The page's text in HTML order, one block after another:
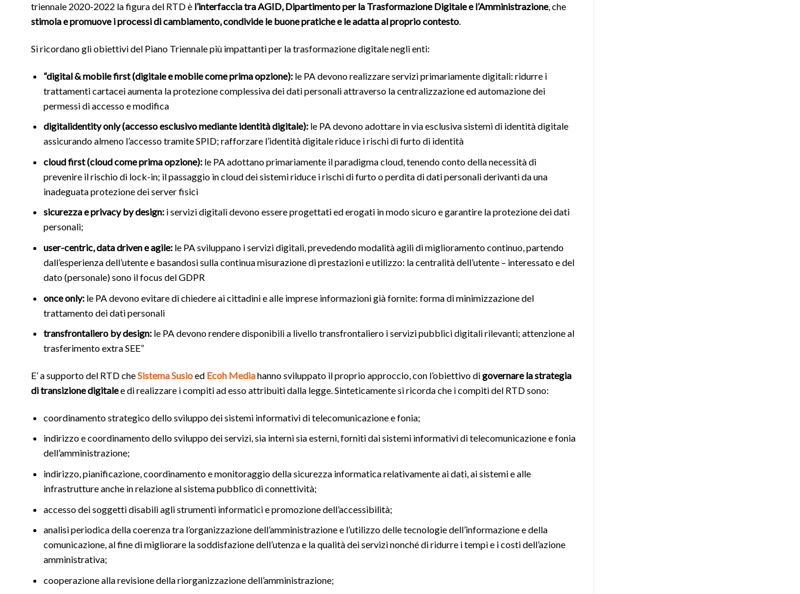
triennale 2020-2022 la figura del RTD è l’interfaccia tra AGID, Dipartimento per la Trasformazione Digitale e l’Amministrazione, che
stimola e promuove i processi di cambiamento, condivide le buone pratiche e le adatta al proprio contesto.
Si ricordano gli obiettivi del Piano Triennale più impattanti per la trasformazione digitale negli enti:
“digital & mobile first (digitale e mobile come prima opzione):le PA devono realizzare servizi primariamente digitali: ridurre i
trattamenti cartacei aumenta la protezione complessiva dei dati personali attraverso la centralizzazione ed automazione dei
permessi di accesso e modifica
digitalidentityonly (accesso esclusivo mediante identità digitale):le PA devono adottare in via esclusiva sistemi di identità digitale
assicurando almeno l’accesso tramite SPID; rafforzare l’identità digitale riduce i rischi di furto di identità
cloud first (cloud come prima opzione):le PA adottano primariamente il paradigma cloud, tenendo conto della necessità di
prevenire il rischio di lock-in; il passaggio in cloud dei sistemi riduce i rischi di furto o perdita di dati personali derivanti da una
inadeguata protezione dei server fisici
sicurezza e privacy by design:i servizi digitali devono essere progettati ed erogati in modo sicuro e garantire la protezione dei dati
personali;
user-centric, data driven e agile:le PA sviluppano i servizi digitali, prevedendo modalità agili di miglioramento continuo, partendo
dall’esperienza dell’utente e basandosi sulla continua misurazione di prestazioni e utilizzo: la centralità dell’utente – interessato e del
dato (personale) sono il focus del GDPR
once only:le PA devono evitare di chiedere ai cittadini e alle imprese informazioni già fornite: forma di minimizzazione del
trattamento dei dati personali
transfrontaliero by design:le PA devono rendere disponibili a livello transfrontaliero i servizi pubblici digitali rilevanti; attenzione al
trasferimento extra SEE”
E’ a supporto del RTD cheSistema Susioed Ecoh Mediahanno sviluppato il proprio approccio, con l’obiettivo digovernare la strategia
di transizione digitalee di realizzare i compiti ad esso attribuiti dalla legge. Sinteticamente si ricorda che i compiti del RTD sono:
coordinamento strategico dello sviluppo dei sistemi informativi di telecomunicazione e fonia;
indirizzo e coordinamento dello sviluppo dei servizi, sia interni sia esterni, forniti dai sistemi informativi di telecomunicazione e fonia
dell’amministrazione;
indirizzo, pianificazione, coordinamento e monitoraggio della sicurezza informatica relativamente ai dati, ai sistemi e alle
infrastrutture anche in relazione al sistema pubblico di connettività;
accesso dei soggetti disabili agli strumenti informatici e promozione dell’accessibilità;
analisi periodica della coerenza tra l’organizzazione dell’amministrazione e l’utilizzo delle tecnologie dell’informazione e della
comunicazione, al fine di migliorare la soddisfazione dell’utenza e la qualità dei servizi nonché di ridurre i tempi e i costi dell’azione
amministrativa;
cooperazione alla revisione della riorganizzazione dell’amministrazione;